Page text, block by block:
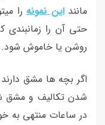
ماننداین نمونهرا
حتی آن را زمانبندی
روشن یا خاموش شود.
اگر بچه ها مشق دارند
شدن تکالیف و مشق
در ساعات منتهی به